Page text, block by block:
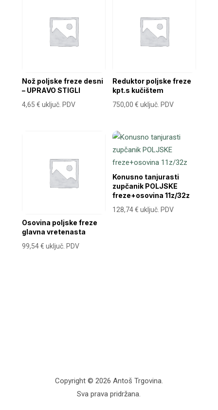
Nož poljske freze desni
– UPRAVO STIGLI
4,65 € uključ. PDV
Reduktor poljske freze
kpt.s kučištem
750,00€ uključ. PDV
Osovina poljske freze
glavna vretenasta
99,54€ uključ. PDV
Konusno tanjurasti
zupčanik POLJSKE
freze+osovina 11z/32z
128,74€ uključ. PDV
Copyright © 2026 Antoš Trgovina.
Sva prava pridržana.